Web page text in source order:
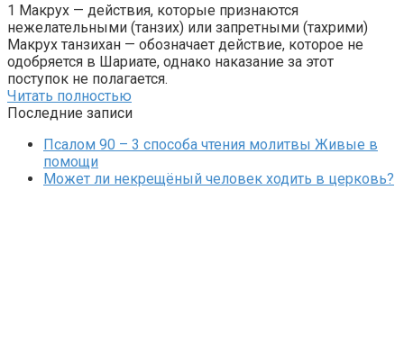
1 Макрух — действия, которые признаются
нежелательными (танзих) или запретными (тахрими)
Макрух танзихан — обозначает действие, которое не
одобряется в Шариате, однако наказание за этот
поступок не полагается.
Читать полностью
Последние записи
Псалом 90 – 3 способа чтения молитвы Живые в
помощи
Может ли некрещёный человек ходить в церковь?